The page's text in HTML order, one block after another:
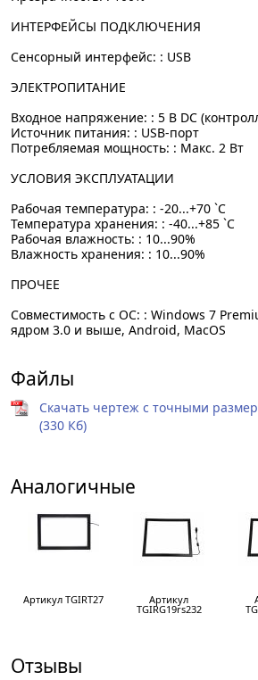
ИНТЕРФЕЙСЫ ПОДКЛЮЧЕНИЯ
Сенсорный интерфейс: : USB
ЭЛЕКТРОПИТАНИЕ
Входное напряжение: : 5 В DC
Источник питания: : USB-порт
Потребляемая мощность: : Макс. 2 Вт
УСЛОВИЯ ЭКСПЛУАТАЦИИ
Рабочая температура: : -20...+70 `C
Температура хранения: : -40...+85 `C
Рабочая влажность: : 10...90%
Влажность хранения: : 10...90%
ПРОЧЕЕ
Совместимость с ОС: : Windows 7
ядром 3.0 и выше, Android, MacOS
Файлы
Скачать чертеж с точными
(330 Кб)
Аналогичные
Артикул TGIRT27 Артикул
TGIRG19rs232
Отзывы